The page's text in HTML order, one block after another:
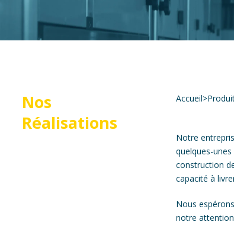
Nos
Réalisations
Accueil>
Notre
quelques-
construction
capacité à
Nous
notre attention